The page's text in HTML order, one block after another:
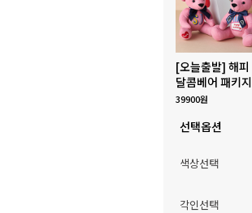
[오늘출발] 해피
달콤베어 패키지
39900원
선택옵션
색상선택
각인선택